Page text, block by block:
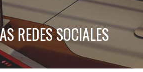
REDES SOCIALES